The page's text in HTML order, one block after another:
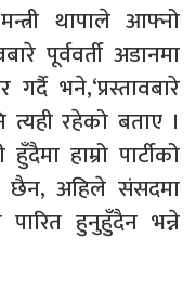
थापाले आफ्नो
पूर्ववर्ती अडानमा
भने,‘प्रस्तावबारे
रहेको बताए ।
हाम्रो पार्टीको
छैन, अहिले संसदमा
हुनुहुँदैन भन्ने